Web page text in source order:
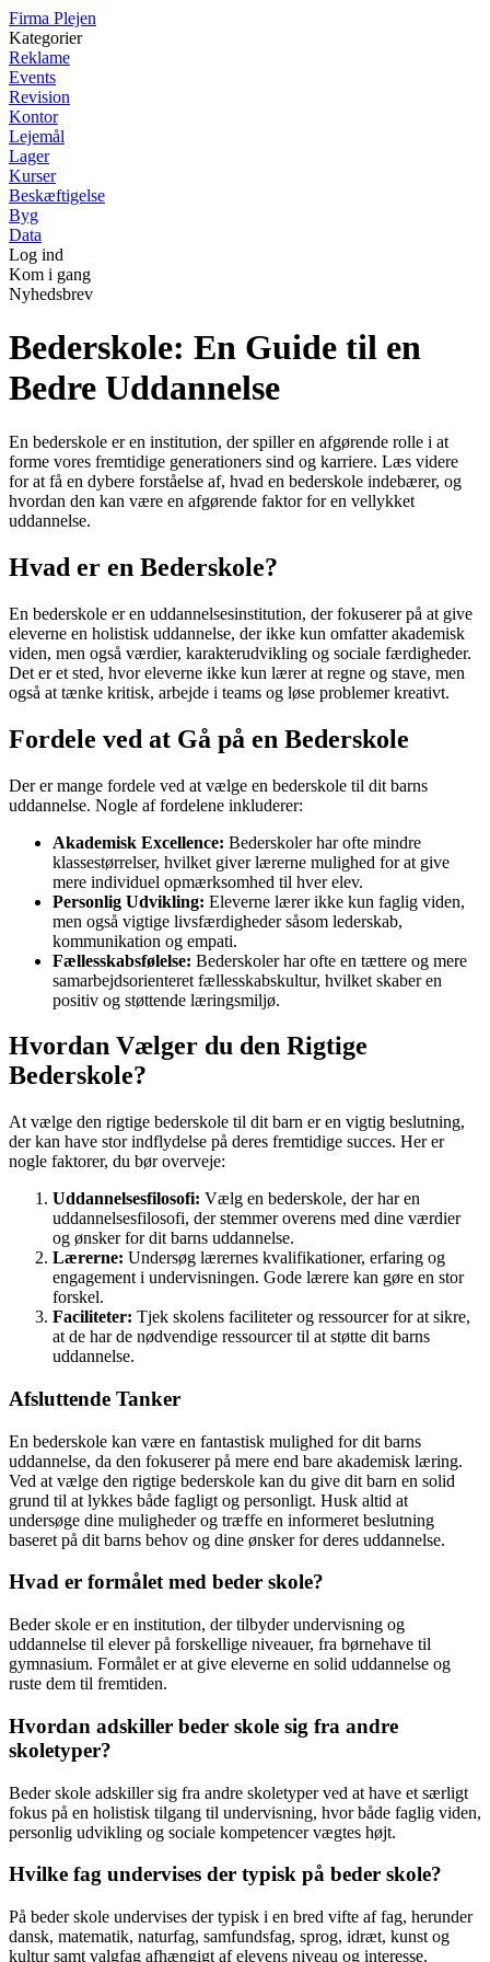
Firma Plejen
Kategorier
Reklame
Events
Revision
Kontor
Lejemål
Lager
Kurser
Beskæftigelse
Byg
Data
Log ind
Kom i gang
Nyhedsbrev
Bederskole: En Guide til en
Bedre Uddannelse
En bederskole er en institution, der spiller en afgørende rolle i at
forme vores fremtidige generationers sind og karriere. Læs videre
for at få en dybere forståelse af, hvad en bederskole indebærer, og
hvordan den kan være en afgørende faktor for en vellykket
uddannelse.
Hvad er en Bederskole?
En bederskole er en uddannelsesinstitution, der fokuserer på at give
eleverne en holistisk uddannelse, der ikke kun omfatter akademisk
viden, men også værdier, karakterudvikling og sociale færdigheder.
Det er et sted, hvor eleverne ikke kun lærer at regne og stave, men
også at tænke kritisk, arbejde i teams og løse problemer kreativt.
Fordele ved at Gå på en Bederskole
Der er mange fordele ved at vælge en bederskole til dit barns
uddannelse. Nogle af fordelene inkluderer:
Akademisk Excellence: Bederskoler har ofte mindre
klassestørrelser, hvilket giver lærerne mulighed for at give
mere individuel opmærksomhed til hver elev.
Personlig Udvikling: Eleverne lærer ikke kun faglig viden,
men også vigtige livsfærdigheder såsom lederskab,
kommunikation og empati.
Fællesskabsfølelse: Bederskoler har ofte en tættere og mere
samarbejdsorienteret fællesskabskultur, hvilket skaber en
positiv og støttende læringsmiljø.
Hvordan Vælger du den Rigtige
Bederskole?
At vælge den rigtige bederskole til dit barn er en vigtig beslutning,
der kan have stor indflydelse på deres fremtidige succes. Her er
nogle faktorer, du bør overveje:
Uddannelsesfilosofi: Vælg en bederskole, der har en
uddannelsesfilosofi, der stemmer overens med dine værdier
og ønsker for dit barns uddannelse.
Lærerne: Undersøg lærernes kvalifikationer, erfaring og
engagement i undervisningen. Gode lærere kan gøre en stor
forskel.
Faciliteter: Tjek skolens faciliteter og ressourcer for at sikre,
at de har de nødvendige ressourcer til at støtte dit barns
uddannelse.
Afsluttende Tanker
En bederskole kan være en fantastisk mulighed for dit barns
uddannelse, da den fokuserer på mere end bare akademisk læring.
Ved at vælge den rigtige bederskole kan du give dit barn en solid
grund til at lykkes både fagligt og personligt. Husk altid at
undersøge dine muligheder og træffe en informeret beslutning
baseret på dit barns behov og dine ønsker for deres uddannelse.
Hvad er formålet med beder skole?
Beder skole er en institution, der tilbyder undervisning og
uddannelse til elever på forskellige niveauer, fra børnehave til
gymnasium. Formålet er at give eleverne en solid uddannelse og
ruste dem til fremtiden.
Hvordan adskiller beder skole sig fra andre
skoletyper?
Beder skole adskiller sig fra andre skoletyper ved at have et særligt
fokus på en holistisk tilgang til undervisning, hvor både faglig viden,
personlig udvikling og sociale kompetencer vægtes højt.
Hvilke fag undervises der typisk på beder skole?
På beder skole undervises der typisk i en bred vifte af fag, herunder
dansk, matematik, naturfag, samfundsfag, sprog, idræt, kunst og
kultur samt valgfag afhængigt af elevens niveau og interesse.